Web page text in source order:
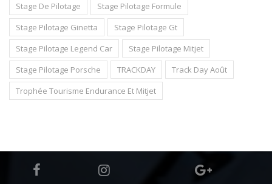
Stage De Pilotage
Stage Pilotage Formule
Stage Pilotage Ginetta
Stage Pilotage Gt
Stage Pilotage Legend Car
Stage Pilotage Mitjet
Stage Pilotage Porsche
TRACKDAY
Track Day Août
Trophée Tourisme Endurance Et Mitjet